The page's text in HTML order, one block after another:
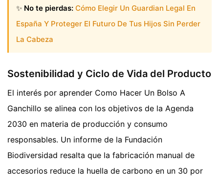
✨ No te pierdas: Cómo Elegir Un Guardian Legal En
España Y Proteger El Futuro De Tus Hijos Sin Perder
La Cabeza
Sostenibilidad y Ciclo de Vida del Producto
El interés por aprender Como Hacer Un Bolso A
Ganchillo se alinea con los objetivos de la Agenda
2030 en materia de producción y consumo
responsables. Un informe de la Fundación
Biodiversidad resalta que la fabricación manual de
accesorios reduce la huella de carbono en un 30 por